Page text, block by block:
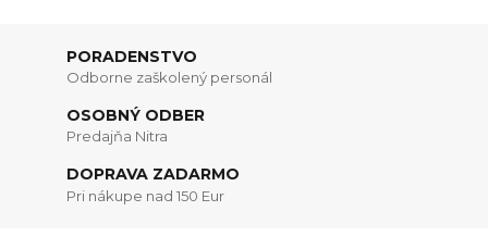
PORADENSTVO
Odborne zaškolený personál
OSOBNÝ ODBER
Predajňa Nitra
DOPRAVA ZADARMO
Pri nákupe nad 150 Eur